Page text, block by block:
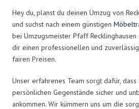
Hey du, planst du deinen Umzug von
und suchst nach einem günstigen
bei Umzugsmeister Pfaff
dir einen professionellen und
fairen Preisen.
Unser erfahrenes Team sorgt dafür,
persönlichen Gegenstände sicher und
ankommen. Wir kümmern uns um die